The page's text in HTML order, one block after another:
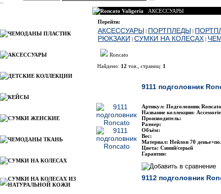
ЧЕМОДАНЫ ПЛАСТИК
АКСЕССУАРЫ
ДЕТСКИЕ КОЛЛЕКЦИИ
КЕЙСЫ
СУМКИ ЖЕНСКИЕ
ЧЕМОДАНЫ ТКАНЬ
СУМКИ НА КОЛЕСАХ
СУМКИ НА КОЛЕСАХ ИЗ
НАТУРАЛЬНОЙ КОЖИ
Roncato Valigeria
АКСЕССУАРЫ
Перейти:
АКСЕССУАРЫ | ПОРТПЛЕДЫ |
РЮКЗАКИ | СУМКИ НА КОЛЕСАХ |
Roncato
Найдено: 12 тов., страниц: 1
9111 подголовник
Артикул: Подголовник
Название коллекции:
Производитель:
Размер:
Объём:
Вес:
Материал: Нейлон 70
Цвета: Синий/серый
Гарантия:
9112 подголовник